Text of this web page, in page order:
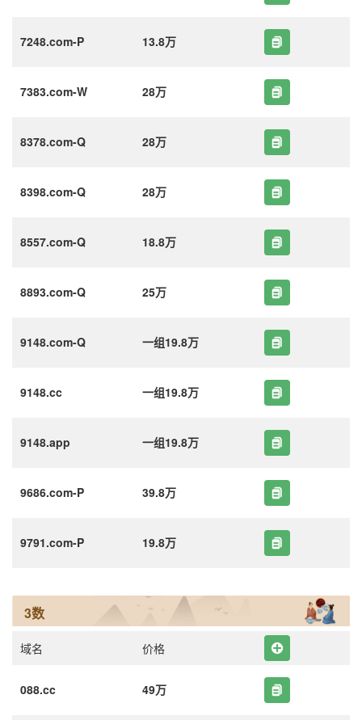
7248.com-P 13.8万
7383.com-W 28万
8378.com-Q 28万
8398.com-Q 28万
8557.com-Q 18.8万
8893.com-Q 25万
9148.com-Q 一组19.8万
9148.cc 一组19.8万
9148.app 一组19.8万
9686.com-P 39.8万
9791.com-P 19.8万
3数
域名 价格
088.cc 49万